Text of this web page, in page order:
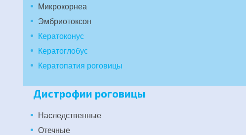
Микрокорнеа
Эмбриотоксон
Кератоконус
Кератоглобус
Кератопатия роговицы
Дистрофии роговицы
Наследственные
Отечные